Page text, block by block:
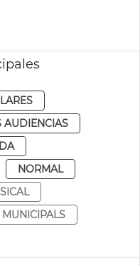
AUDIENCIAS
NORMAL
MUNICIPALS